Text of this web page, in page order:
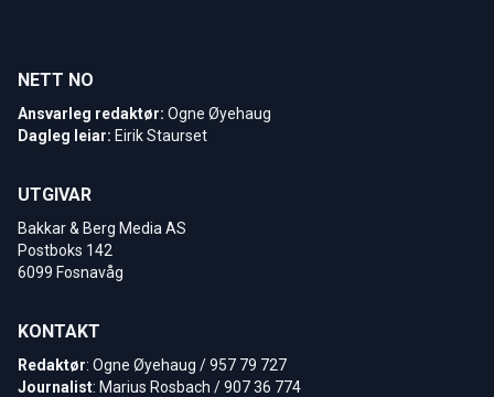
NETT NO
Ansvarleg redaktør: Ogne Øyehaug
Dagleg leiar: Eirik Staurset
UTGIVAR
Bakkar & Berg Media AS
Postboks 142
6099 Fosnavåg
KONTAKT
Redaktør: Ogne Øyehaug / 957 79 727
Journalist: Marius Rosbach / 907 36 774